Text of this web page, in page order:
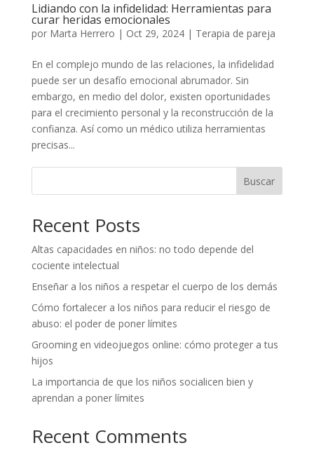
Lidiando con la infidelidad: Herramientas para
curar heridas emocionales
por Marta Herrero | Oct 29, 2024| Terapia de pareja
En el complejo mundo de las relaciones, la infidelidad
puede ser un desafío emocional abrumador. Sin
embargo, en medio del dolor, existen oportunidades
para el crecimiento personal y la reconstrucción de la
confianza. Así como un médico utiliza herramientas
precisas...
Buscar
Recent Posts
Altas capacidades en niños: no todo depende del
cociente intelectual
Enseñar a los niños a respetar el cuerpo de los demás
Cómo fortalecer a los niños para reducir el riesgo de
abuso: el poder de poner límites
Grooming en videojuegos online: cómo proteger a tus
hijos
La importancia de que los niños socialicen bien y
aprendan a poner límites
Recent Comments